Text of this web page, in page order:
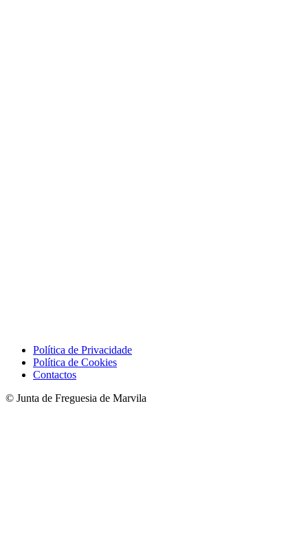
Política de Privacidade
Política de Cookies
Contactos
© Junta de Freguesia de Marvila